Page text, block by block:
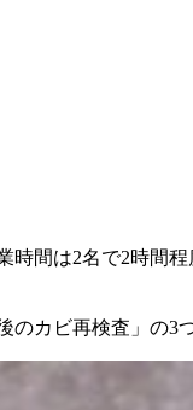
間は2名で2時間
カビ再検査」の3